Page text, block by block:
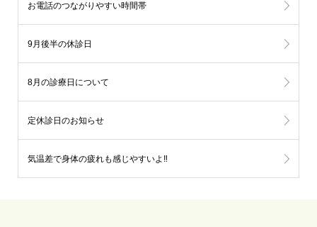
お電話のつながりやすい時間帯
9月後半の休診日
8月の診療日について
定休診日のお知らせ
気温差で身体の疲れも感じやすいよ‼